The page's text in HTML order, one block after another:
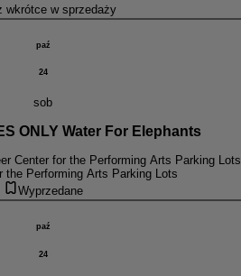
wkrótce w sprzedaży
paź
24
sob
PARKING PASSES ONLY Water For Elephants
Center for the Performing Arts Parking Lots
the Performing Arts Parking Lots
Wyprzedane
paź
24